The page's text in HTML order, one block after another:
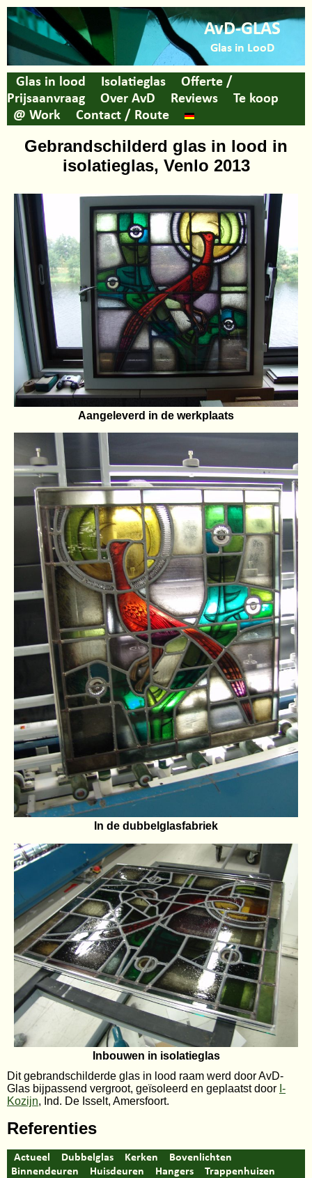
AvD-GLAS
Glas in LooD
Glas in lood Isolatieglas
Offerte /
Prijsaanvraag
Over AvD Reviews
Te koop
@ Work
Contact / Route
Gebrandschilderd glas in lood in
isolatieglas, Venlo 2013
Aangeleverd in de werkplaats
In de dubbelglasfabriek
Inbouwen in isolatieglas
Dit gebrandschilderde glas in lood raam werd door AvD-
Glas bijpassend vergroot, geïsoleerd en geplaatst door I-
Kozijn, Ind. De Isselt, Amersfoort.
Referenties
Actueel Dubbelglas Kerken
Bovenlichten
Binnendeuren
Huisdeuren Hangers
Trappenhuizen